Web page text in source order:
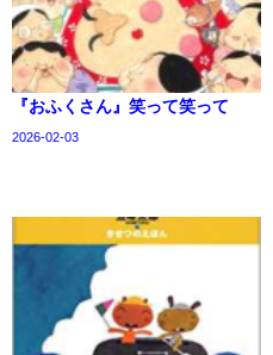
『おふくさん』笑って笑って
2026-02-03